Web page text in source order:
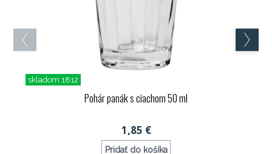
skladom 1812
Pohár panák s ciachom 50 ml
1,85 €
Pridať do košíka